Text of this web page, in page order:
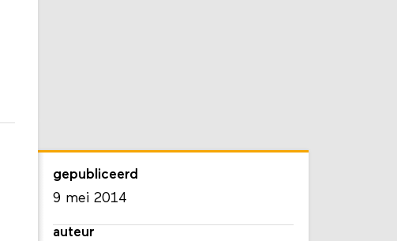
gepubliceerd
9 mei 2014
auteur